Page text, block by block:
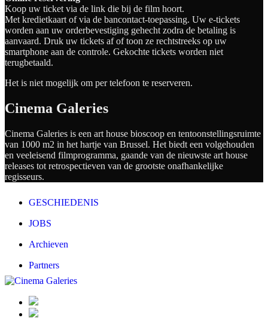
Koop uw ticket via de link die bij de film hoort.
Met kredietkaart of via de bancontact-toepassing. Uw e-tickets
worden aan uw orderbevestiging gehecht zodra de betaling is
aanvaard. Druk uw tickets af of toon ze rechtstreeks op uw
smartphone aan de controle. Gekochte tickets worden niet
terugbetaald.
Het is niet mogelijk om per telefoon te reserveren.
Cinema Galeries
Cinema Galeries is een art house bioscoop en tentoonstellingsruimte
van 1000 m2 in het hartje van Brussel. Het biedt een volgehouden
en veeleisend filmprogramma, gaande van de nieuwste art house
releases tot retrospectieven van de grootste onafhankelijke
regisseurs.
GESCHIEDENIS
JOBS
Archieven
Partners